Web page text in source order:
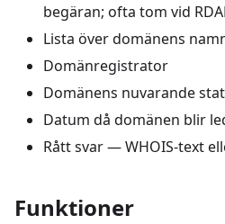
begäran; ofta tom vid
Lista över domänens
Domänregistrator
Domänens nuvarande
Datum då domänen blir
Rått svar — WHOIS-text
Funktioner